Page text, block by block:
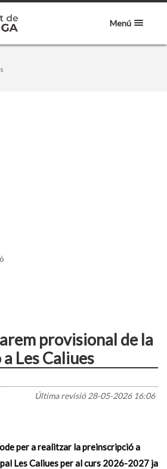
Menú
provisional de la
Les Caliues
Última revisió28-05-2026 16:06
per a realitzar la preinscripció a
Les Caliues per al curs 2026-2027 ja